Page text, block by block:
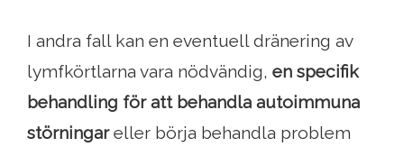
I andra fall kan en eventuell dränering av
lymfkörtlarna vara nödvändig, en specifik
behandling för att behandla autoimmuna
störningareller börja behandla problem